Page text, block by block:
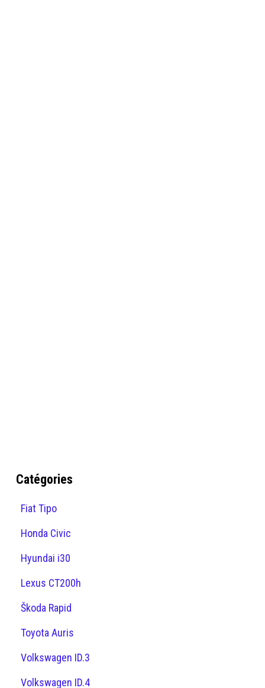
Catégories
Fiat Tipo
Honda Civic
Hyundai i30
Lexus CT200h
Škoda Rapid
Toyota Auris
Volkswagen ID.3
Volkswagen ID.4